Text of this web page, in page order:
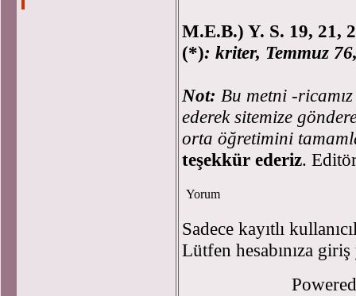
M.E.B.) Y. S. 19, 21,
(*): kriter, Temmuz
Not: Bu metni -
ederek sitemize
orta öğretimini
teşekkür ederiz.
Yorum
Sadece kayıtlı
Lütfen hesabınıza